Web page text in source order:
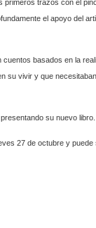
primeros trazos con el
el apoyo del
cuentos basados en la
su vivir y que
su nuevo libro.
27 de octubre y